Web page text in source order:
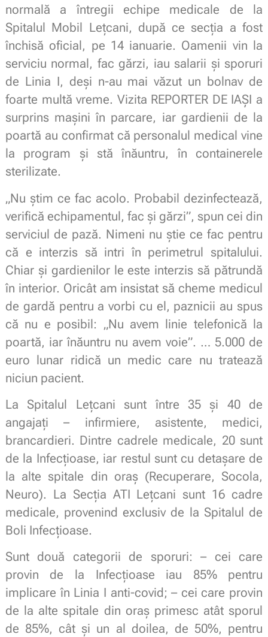
normală a întregii echipe medicale de la
Spitalul Mobil Lețcani, după ce secția a fost
închisă oficial, pe 14 ianuarie. Oamenii vin la
serviciu normal, fac gărzi, iau salarii și sporuri
de Linia I, deși n-au mai văzut un bolnav de
foarte multă vreme. Vizita REPORTER DE IAȘI a
surprins mașini în parcare, iar gardienii de la
poartă au confirmat că personalul medical vine
la program și stă înăuntru, în containerele
sterilizate.
„Nu știm ce fac acolo. Probabil dezinfectează,
verifică echipamentul, fac și gărzi”, spun cei din
serviciul de pază. Nimeni nu știe ce fac pentru
că e interzis să intri în perimetrul spitalului.
Chiar și gardienilor le este interzis să pătrundă
în interior. Oricât am insistat să cheme medicul
de gardă pentru a vorbi cu el, paznicii au spus
că nu e posibil: „Nu avem linie telefonică la
poartă, iar înăuntru nu avem voie”. … 5.000 de
euro lunar ridică un medic care nu tratează
niciun pacient.
La Spitalul Lețcani sunt între 35 și 40 de
angajați – infirmiere, asistente, medici,
brancardieri. Dintre cadrele medicale, 20 sunt
de la Infecțioase, iar restul sunt cu detașare de
la alte spitale din oraș (Recuperare, Socola,
Neuro). La Secția ATI Lețcani sunt 16 cadre
medicale, provenind exclusiv de la Spitalul de
Boli Infecțioase.
Sunt două categorii de sporuri: – cei care
provin de la Infecțioase iau 85% pentru
implicare în Linia I anti-covid; – cei care provin
de la alte spitale din oraș primesc atât sporul
de 85%, cât și un al doilea, de 50%, pentru